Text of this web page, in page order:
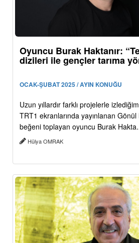
Oyuncu Burak Haktanır:
dizileri ile gençler tarıma
OCAK-ŞUBAT 2025 / AYIN KONUĞU
Uzun yıllardır farklı projelerle
TRT1 ekranlarında yayınlanan Gönül
beğeni toplayan oyuncu Burak
Hülya OMRAK